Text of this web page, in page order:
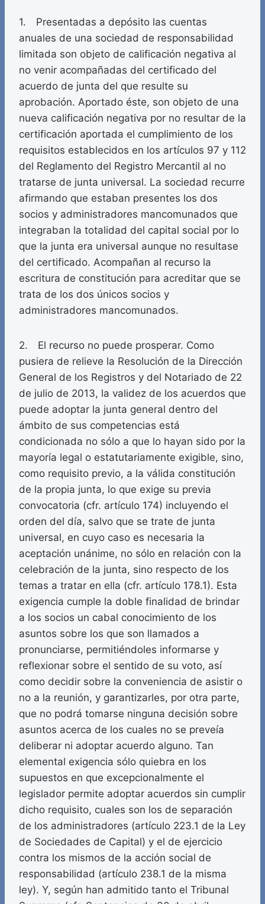
1. Presentadas a depósito las cuentas
anuales de una sociedad de responsabilidad
limitada son objeto de calificación negativa al
no venir acompañadas del certificado del
acuerdo de junta del que resulte su
aprobación. Aportado éste, son objeto de una
nueva calificación negativa por no resultar de la
certificación aportada el cumplimiento de los
requisitos establecidos en los artículos 97 y 112
del Reglamento del Registro Mercantil al no
tratarse de junta universal. La sociedad recurre
afirmando que estaban presentes los dos
socios y administradores mancomunados que
integraban la totalidad del capital social por lo
que la junta era universal aunque no resultase
del certificado. Acompañan al recurso la
escritura de constitución para acreditar que se
trata de los dos únicos socios y
administradores mancomunados.
2. El recurso no puede prosperar. Como
pusiera de relieve la Resolución de la Dirección
General de los Registros y del Notariado de 22
de julio de 2013, la validez de los acuerdos que
puede adoptar la junta general dentro del
ámbito de sus competencias está
condicionada no sólo a que lo hayan sido por la
mayoría legal o estatutariamente exigible, sino,
como requisito previo, a la válida constitución
de la propia junta, lo que exige su previa
convocatoria (cfr. artículo 174) incluyendo el
orden del día, salvo que se trate de junta
universal, en cuyo caso es necesaria la
aceptación unánime, no sólo en relación con la
celebración de la junta, sino respecto de los
temas a tratar en ella (cfr. artículo 178.1). Esta
exigencia cumple la doble finalidad de brindar
a los socios un cabal conocimiento de los
asuntos sobre los que son llamados a
pronunciarse, permitiéndoles informarse y
reflexionar sobre el sentido de su voto, así
como decidir sobre la conveniencia de asistir o
no a la reunión, y garantizarles, por otra parte,
que no podrá tomarse ninguna decisión sobre
asuntos acerca de los cuales no se preveía
deliberar ni adoptar acuerdo alguno. Tan
elemental exigencia sólo quiebra en los
supuestos en que excepcionalmente el
legislador permite adoptar acuerdos sin cumplir
dicho requisito, cuales son los de separación
de los administradores (artículo 223.1 de la Ley
de Sociedades de Capital) y el de ejercicio
contra los mismos de la acción social de
responsabilidad (artículo 238.1 de la misma
ley). Y, según han admitido tanto el Tribunal